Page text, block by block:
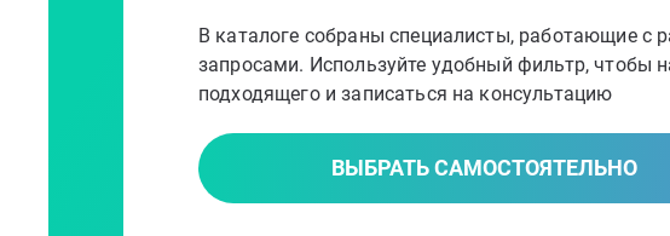
В каталоге собраны специалисты, работающие с
запросами. Используйте удобный фильтр, чтобы
подходящего и записаться на консультацию
ВЫБРАТЬ САМОСТОЯТЕЛЬНО